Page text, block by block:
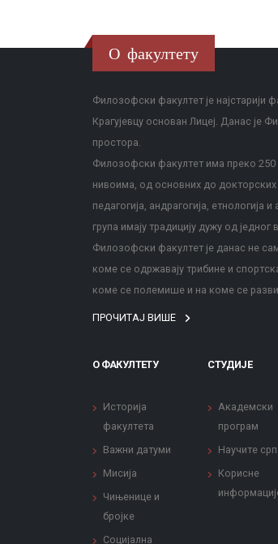
О факултету
Филозофски факултет је најстарији
Крагујевцу основан Лицеј. Данас
простора.
Филозофски факултет има преко 250
нивоима, од основних до докторских
педагогија, андрагогија, етнологија
група имају традицију дужу од
Филозофски факултет је данас не
коме се одржавају трибине и
коме се полемише и на коме се
ПРОЧИТАЈ ВИШЕ
О ФАКУЛТЕТУ
Историја
факултета
Важни датуми
Мисија
Чињенице и
бројке
Социјална
СТУДИЈЕ
Академски
програм
Научите
Корисне